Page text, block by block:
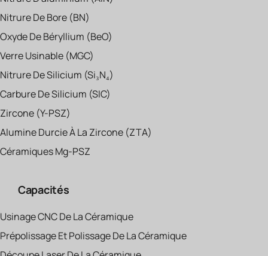
Nitrure De Bore (BN)
Oxyde De Béryllium (BeO)
Verre Usinable (MGC)
Nitrure De Silicium (Si₃N₄)
Carbure De Silicium (SIC)
Zircone (Y-PSZ)
Alumine Durcie À La Zircone (ZTA)
Céramiques Mg-PSZ
Capacités
Usinage CNC De La Céramique
Prépolissage Et Polissage De La Céramique